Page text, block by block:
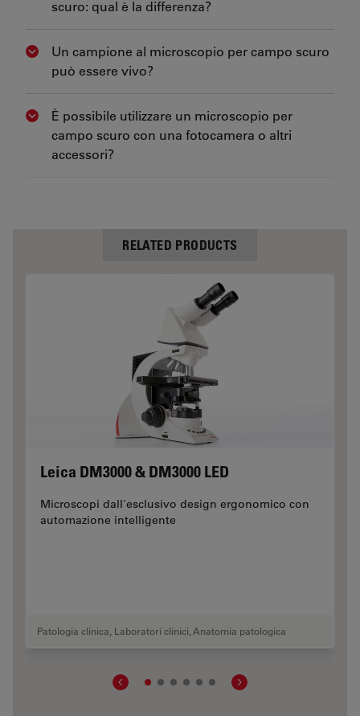
scuro: qual è la differenza?
Show answer
Un campione al microscopio per campo scuro
può essere vivo?
Show answer
È possibile utilizzare un microscopio per
campo scuro con una fotocamera o altri
accessori?
RELATED PRODUCTS
Leica DM3000 & DM3000 LED
Microscopi dall'esclusivo design ergonomico con
automazione intelligente
Patologia clinica Laboratori clinici Anatomia patologica